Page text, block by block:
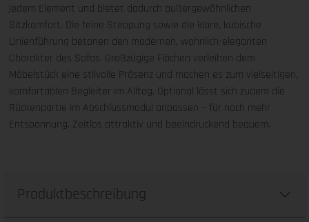
jedem Element und bietet dadurch außergewöhnlichen
Sitzkomfort. Die feine Steppung sowie die klare, kubische
Linienführung betonen den modernen, wohnlich-eleganten
Charakter des Sofas. Großzügige Flächen verleihen dem
Möbelstück eine stilvolle Präsenz und machen es zum vielseitigen,
komfortablen Begleiter im Alltag. Optional lässt sich zudem die
Rückenpartie im Abschlussmodul anpassen – für noch mehr
Entspannung. Zeitlos attraktiv und beeindruckend bequem.
Produktbeschreibung